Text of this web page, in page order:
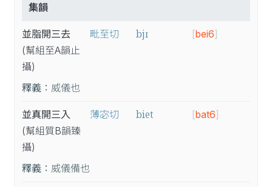
集韻
並脂開三去
(幫組至A韻止
攝)
毗至切 bjɪ [bei6]
釋義： 威儀也
並真開三入
(幫組質B韻臻
攝)
薄宓切 biet [bat6]
釋義： 威儀備也